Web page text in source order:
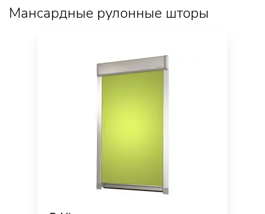
Мансардные рулонные шторы